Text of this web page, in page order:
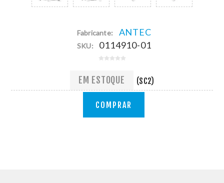
Fabricante: ANTEC
SKU: 0114910-01
EM ESTOQUE (SC2)
COMPRAR